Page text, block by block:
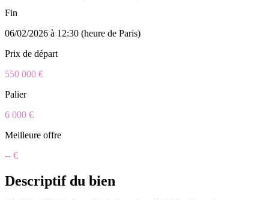
Fin
06/02/2026 à 12:30 (heure de Paris)
Prix de départ
550 000 €
Palier
6 000 €
Meilleure offre
-- €
Descriptif du bien